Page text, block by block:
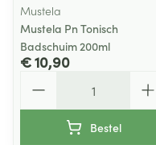
Mustela
Mustela Pn Tonisch
Badschuim 200ml
€ 10,90
Bestel